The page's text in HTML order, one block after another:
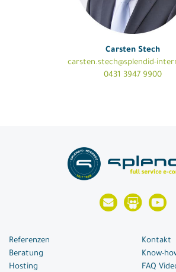
Carsten Stech
carsten.stech@splendid-
0431 3947 9900
Referenzen
Beratung
Hosting
Kontakt
Know-
FAQ